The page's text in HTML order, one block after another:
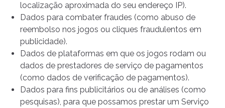
localização aproximada do seu endereço IP).
Dados para combater fraudes (como abuso de
reembolso nos jogos ou cliques fraudulentos em
publicidade).
Dados de plataformas em que os jogos rodam ou
dados de prestadores de serviço de pagamentos
(como dados de verificação de pagamentos).
Dados para fins publicitários ou de análises (como
pesquisas), para que possamos prestar um Serviço